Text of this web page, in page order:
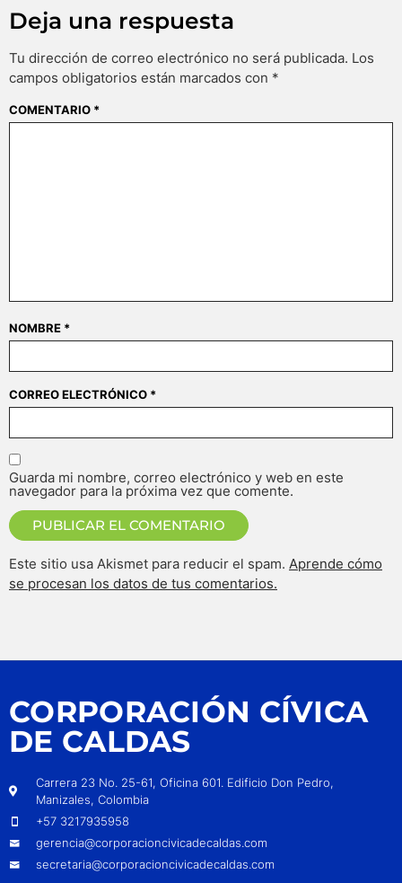
Deja una respuesta
Tu dirección de correo electrónico no será publicada. Los
campos obligatorios están marcados con *
COMENTARIO *
NOMBRE *
CORREO ELECTRÓNICO *
Guarda mi nombre, correo electrónico y web en este
navegador para la próxima vez que comente.
Este sitio usa Akismet para reducir el spam. Aprende cómo
se procesan los datos de tus comentarios.
CORPORACIÓN CÍVICA
DE CALDAS
Carrera 23 No. 25-61, Oficina 601. Edificio Don Pedro,
Manizales, Colombia
+57 3217935958
gerencia@corporacioncivicadecaldas.com
secretaria@corporacioncivicadecaldas.com